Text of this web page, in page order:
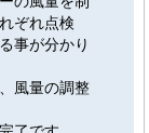
ぞれ点検
事が分かり
風量の調整